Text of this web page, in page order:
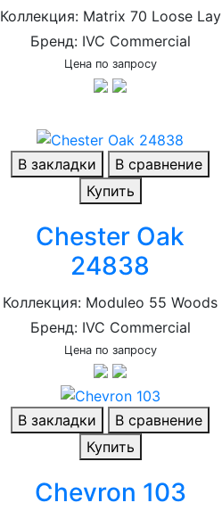
Коллекция: Matrix 70 Loose Lay
Бренд: IVC Commercial
Цена по запросу
В закладки
В сравнение
Купить
Chester Oak
24838
Коллекция: Moduleo 55 Woods
Бренд: IVC Commercial
Цена по запросу
В закладки
В сравнение
Купить
Chevron 103